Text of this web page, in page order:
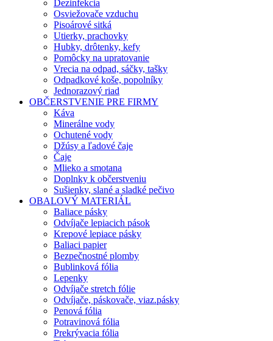
Dezinfekcia
Osviežovače vzduchu
Pisoárové sitká
Utierky, prachovky
Hubky, drôtenky, kefy
Pomôcky na upratovanie
Vrecia na odpad, sáčky, tašky
Odpadkové koše, popolníky
Jednorazový riad
OBČERSTVENIE PRE FIRMY
Káva
Minerálne vody
Ochutené vody
Džúsy a ľadové čaje
Čaje
Mlieko a smotana
Doplnky k občerstveniu
Sušienky, slané a sladké pečivo
OBALOVÝ MATERIÁL
Baliace pásky
Odvíjače lepiacich pások
Krepové lepiace pásky
Baliaci papier
Bezpečnostné plomby
Bublinková fólia
Lepenky
Odvíjače stretch fólie
Odvíjače, páskovače, viaz.pásky
Penová fólia
Potravinová fólia
Prekrývacia fólia